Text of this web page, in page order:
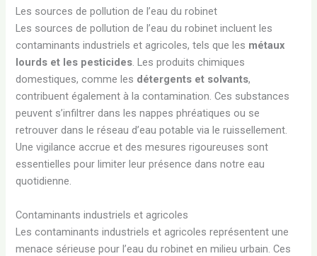
Les sources de pollution de l’eau du robinet
Les sources de pollution de l’eau du robinet incluent les
contaminants industriels et agricoles, tels que les métaux
lourds et les pesticides. Les produits chimiques
domestiques, comme les détergents et solvants,
contribuent également à la contamination. Ces substances
peuvent s’infiltrer dans les nappes phréatiques ou se
retrouver dans le réseau d’eau potable via le ruissellement.
Une vigilance accrue et des mesures rigoureuses sont
essentielles pour limiter leur présence dans notre eau
quotidienne.
Contaminants industriels et agricoles
Les contaminants industriels et agricoles représentent une
menace sérieuse pour l’eau du robinet en milieu urbain. Ces